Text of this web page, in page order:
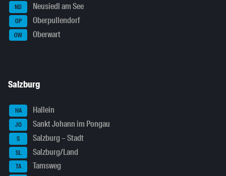
ND Neusiedl am See
OP Oberpullendorf
OW Oberwart
Salzburg
HA Hallein
JO Sankt Johann im Pongau
S Salzburg – Stadt
SL Salzburg/Land
TA Tamsweg